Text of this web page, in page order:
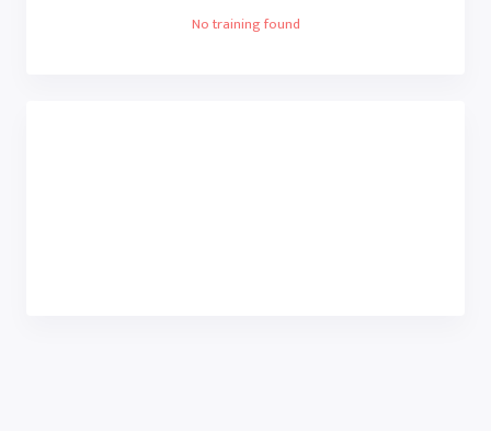
No training found